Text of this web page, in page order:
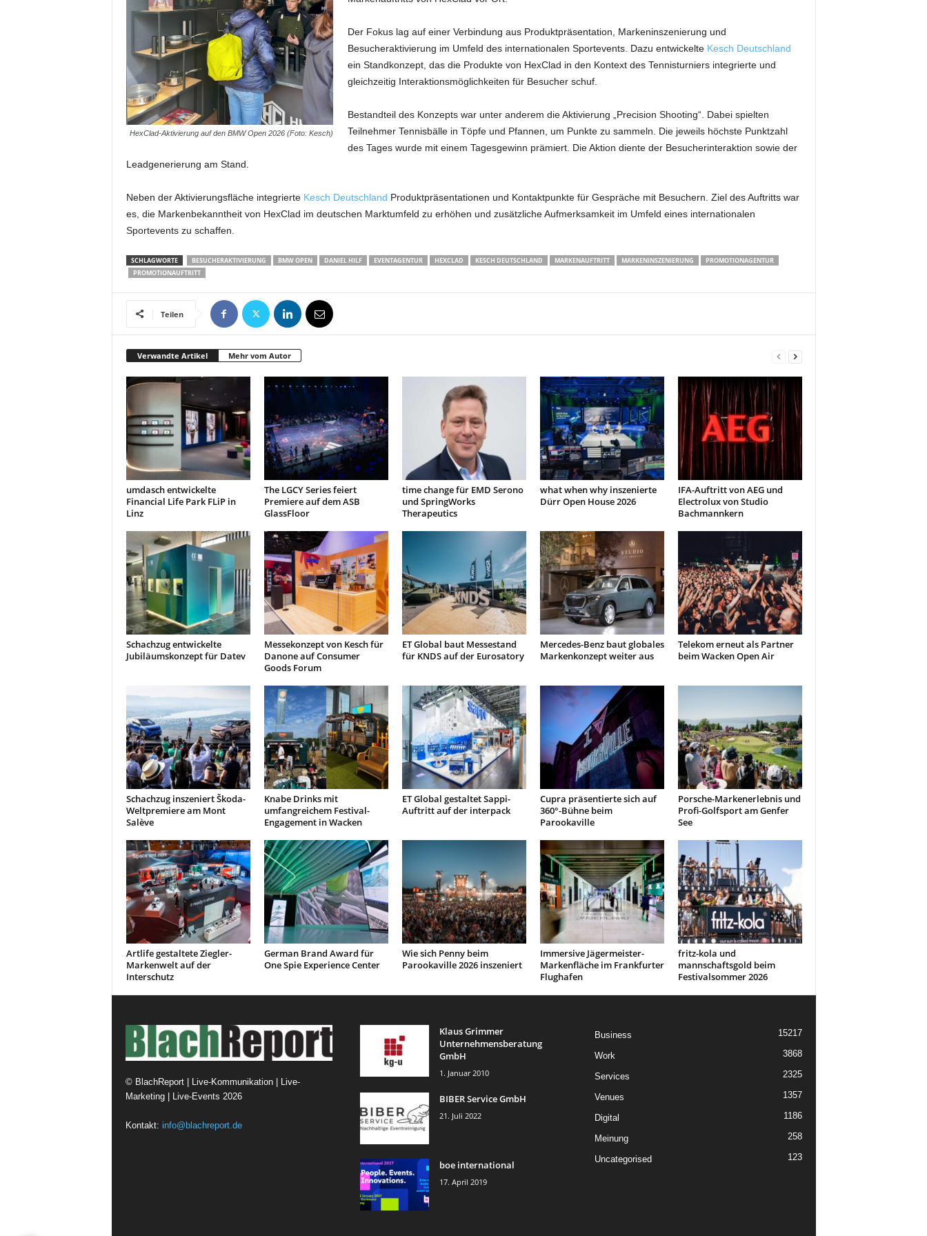
HexClad-Aktivierung auf den BMW Open 2026 (Foto: Kesch)
Der Fokus lag auf einer Verbindung aus Produktpräsentation, Markeninszenierung und
Besucheraktivierung im Umfeld des internationalen Sportevents. Dazu entwickelte Kesch Deutschland
ein Standkonzept, das die Produkte von HexClad in den Kontext des Tennisturniers integrierte und
gleichzeitig Interaktionsmöglichkeiten für Besucher schuf.
Bestandteil des Konzepts war unter anderem die Aktivierung „Precision Shooting“. Dabei spielten
Teilnehmer Tennisbälle in Töpfe und Pfannen, um Punkte zu sammeln. Die jeweils höchste Punktzahl
des Tages wurde mit einem Tagesgewinn prämiert. Die Aktion diente der Besucherinteraktion sowie der
Leadgenerierung am Stand.
Neben der Aktivierungsfläche integrierte Kesch Deutschland Produktpräsentationen und Kontaktpunkte für Gespräche mit Besuchern. Ziel des Auftritts war
es, die Markenbekanntheit von HexClad im deutschen Marktumfeld zu erhöhen und zusätzliche Aufmerksamkeit im Umfeld eines internationalen
Sportevents zu schaffen.
SCHLAGWORTE BESUCHERAKTIVIERUNG BMW OPEN DANIEL HILF EVENTAGENTUR HEXCLAD KESCH DEUTSCHLAND MARKENAUFTRITT MARKENINSZENIERUNG
PROMOTIONAGENTUR
PROMOTIONAUFTRITT
Teilen
Verwandte Artikel Mehr vom Autor
umdasch entwickelte
Financial Life Park FLiP in
Linz
The LGCY Series feiert
Premiere auf dem ASB
GlassFloor
time change für EMD Serono
und SpringWorks
Therapeutics
what when why inszenierte
Dürr Open House 2026
IFA-Auftritt von AEG und
Electrolux von Studio
Bachmannkern
Schachzug entwickelte
Jubiläumskonzept für Datev
Messekonzept von Kesch für
Danone auf Consumer
Goods Forum
ET Global baut Messestand
für KNDS auf der Eurosatory
Mercedes-Benz baut globales
Markenkonzept weiter aus
Telekom erneut als Partner
beim Wacken Open Air
Schachzug inszeniert Škoda-
Weltpremiere am Mont
Salève
Knabe Drinks mit
umfangreichem Festival-
Engagement in Wacken
ET Global gestaltet Sappi-
Auftritt auf der interpack
Cupra präsentierte sich auf
360°-Bühne beim
Parookaville
Porsche-Markenerlebnis und
Profi-Golfsport am Genfer
See
Artlife gestaltete Ziegler-
Markenwelt auf der
Interschutz
German Brand Award für
One Spie Experience Center
Wie sich Penny beim
Parookaville 2026 inszeniert
Immersive Jägermeister-
Markenfläche im Frankfurter
Flughafen
fritz-kola und
mannschaftsgold beim
Festivalsommer 2026
© BlachReport | Live-Kommunikation | Live-
Marketing | Live-Events 2026
Kontakt: info@blachreport.de
Klaus Grimmer
Unternehmensberatung
GmbH
1. Januar 2010
BIBER Service GmbH
21. Juli 2022
boe international
17. April 2019
Business 15217
Work 3868
Services 2325
Venues 1357
Digital 1186
Meinung 258
Uncategorised 123